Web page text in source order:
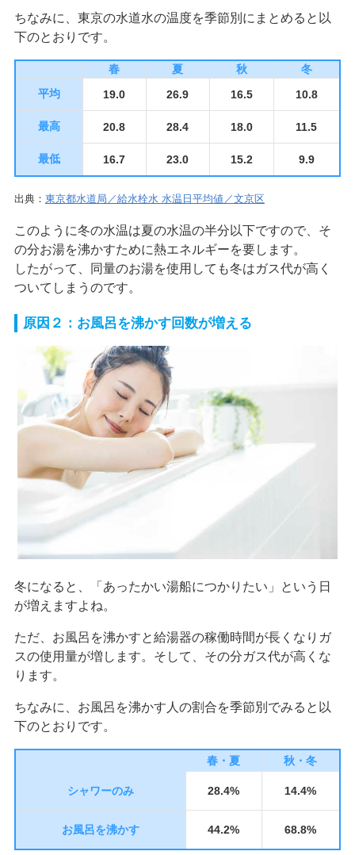
ちなみに、東京の水道水の温度を季節別にまとめると以
下のとおりです。
春 夏 秋
冬
平均
19.0 26.9 16.5 10.8
最高 20.8 28.4 18.0 11.5
最低 16.7 23.0 15.2 9.9
出典： 東京都水道局／給水栓水 水温日平均値／文京区
このように冬の水温は夏の水温の半分以下ですので、そ
の分お湯を沸かすために熱エネルギーを要します。
したがって、同量のお湯を使用しても冬はガス代が高く
ついてしまうのです。
原因２：お風呂を沸かす回数が増える
冬になると、「あったかい湯船につかりたい」という日
が増えますよね。
ただ、お風呂を沸かすと給湯器の稼働時間が長くなりガ
スの使用量が増します。そして、その分ガス代が高くな
ります。
ちなみに、お風呂を沸かす人の割合を季節別でみると以
下のとおりです。
春・夏 秋・冬
シャワーのみ 28.4% 14.4%
お風呂を沸かす 44.2% 68.8%